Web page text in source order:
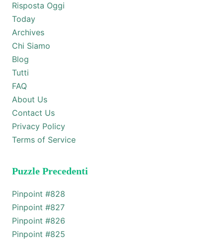
Risposta Oggi
Today
Archives
Chi Siamo
Blog
Tutti
FAQ
About Us
Contact Us
Privacy Policy
Terms of Service
Puzzle Precedenti
Pinpoint #828
Pinpoint #827
Pinpoint #826
Pinpoint #825